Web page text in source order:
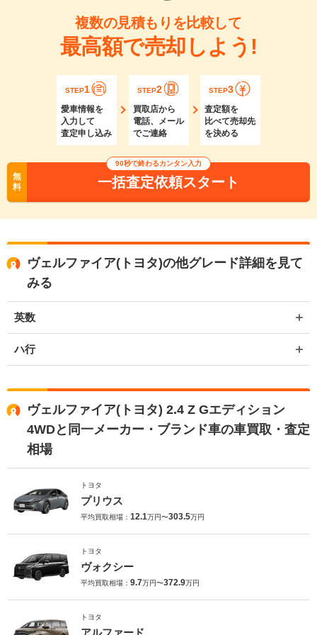
複数の見積もりを比較して
最高額で売却しよう!
STEP1
愛車情報を
入力して
査定申し込み
STEP2
買取店から
電話、メール
でご連絡
STEP3
査定額を
比べて売却先
を決める
無
料
90秒で終わるカンタン入力
一括査定依頼スタート
ヴェルファイア(トヨタ)の他グレード詳細を見て
みる
英数
ハ行
ヴェルファイア(トヨタ) 2.4 Z Gエディション
4WDと同一メーカー・ブランド車の車買取・査定
相場
トヨタ
プリウス
平均買取相場： 12.1万円〜303.5万円
トヨタ
ヴォクシー
平均買取相場： 9.7万円〜372.9万円
トヨタ